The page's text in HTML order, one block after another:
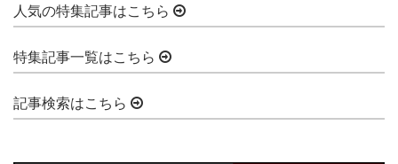
人気の特集記事はこちら
特集記事一覧はこちら
記事検索はこちら